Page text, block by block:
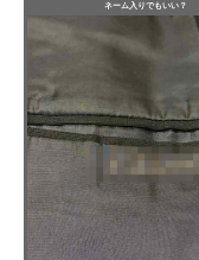
ネーム入りでもいい？